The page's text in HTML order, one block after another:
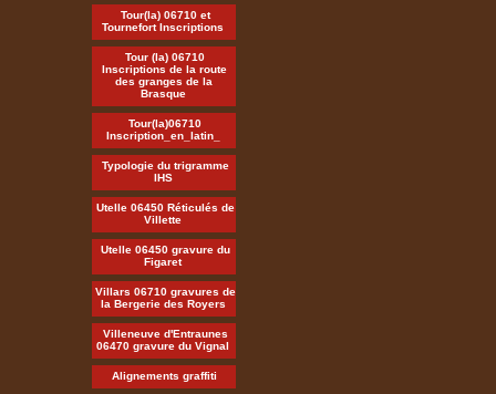
Tour(la) 06710 et
Tournefort Inscriptions
Tour (la) 06710
Inscriptions de la route
des granges de la
Brasque
Tour(la)06710
Inscription_en_latin_
Typologie du trigramme
IHS
Utelle 06450 Réticulés de
Villette
Utelle 06450 gravure du
Figaret
Villars 06710 gravures de
la Bergerie des Royers
Villeneuve d'Entraunes
06470 gravure du Vignal
Alignements graffiti